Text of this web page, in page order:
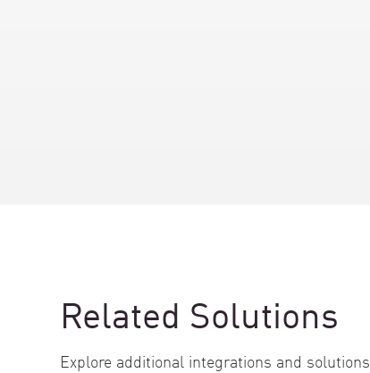
Related Solutions
Explore additional integrations and solutions.